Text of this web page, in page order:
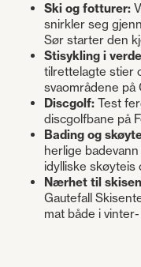
Ski og fotturer:
snirkler seg
Sør starter den
Stisykling i
tilrettelagte stier
svaområdene på
Discgolf: Test
discgolfbane på
Bading og
herlige
idylliske skøyteis
Nærhet til
Gautefall
mat både i